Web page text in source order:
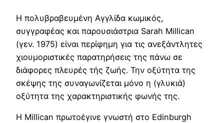
Η πολυβραβευμένη Αγγλίδα κωμικός,
συγγραφέας και παρουσιάστρια Sarah Millican
(γεν. 1975) είναι περίφημη για τις ανεξάντλητες
χιουμοριστικές παρατηρήσεις της πάνω σε
διάφορες πλευρές τής ζωής. Την οξύτητα της
σκέψης της συναγωνίζεται μόνο η (γλυκιά)
οξύτητα της χαρακτηριστικής φωνής της.
Η Millican πρωτοέγινε γνωστή στο Edinburgh